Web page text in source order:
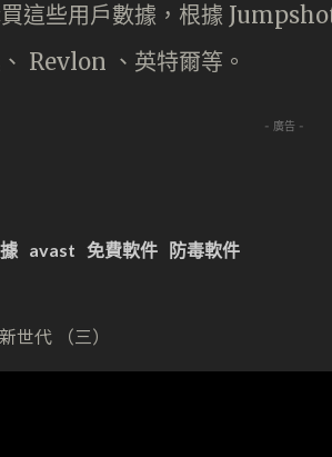
這些用戶數據，根據
Revlon 、英特爾等。
- 廣告 -
avast 免費軟件 防毒軟件
代 （三）